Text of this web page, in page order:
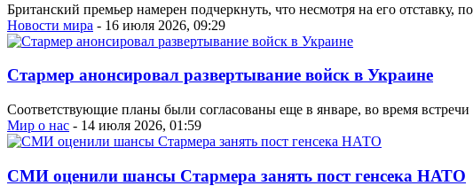
Британский премьер намерен подчеркнуть, что несмотря на его
Новости мира - 16 июля 2026, 09:29
Стармер анонсировал развертывание войск в Украине
Соответствующие планы были согласованы еще в январе, во время
Мир о нас - 14 июля 2026, 01:59
СМИ оценили шансы Стармера занять пост генсека НАТО